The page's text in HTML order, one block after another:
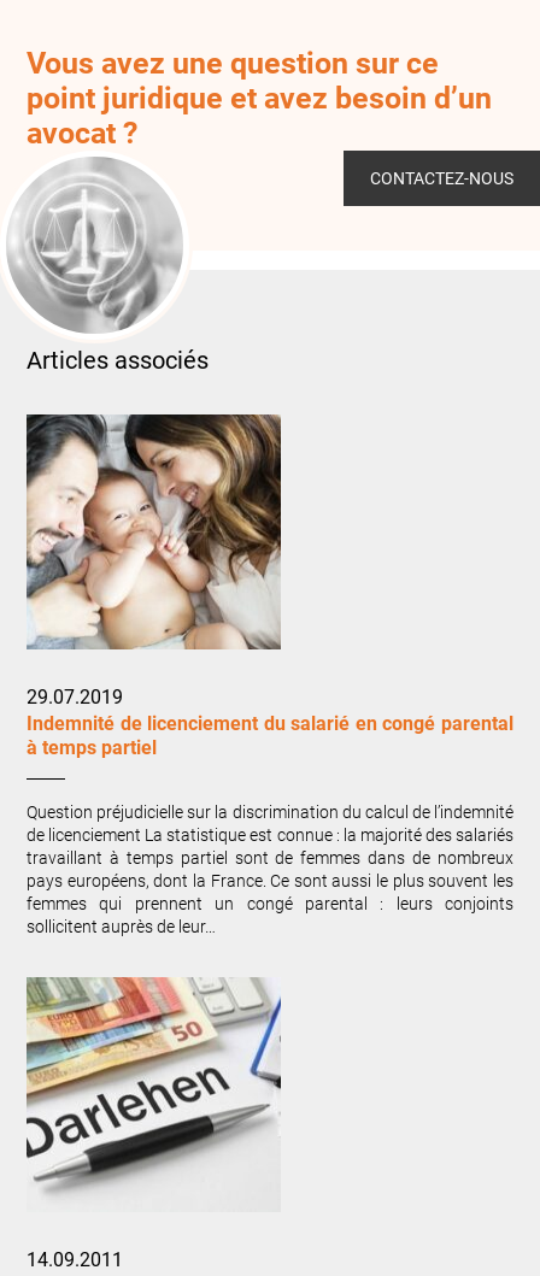
Vous avez une question sur ce
point juridique et avez besoin d’un
avocat ?
CONTACTEZ-NOUS
Articles associés
29.07.2019
Indemnité de licenciement du salarié en congé parental
à temps partiel
Question préjudicielle sur la discrimination du calcul de l’indemnité
de licenciement La statistique est connue : la majorité des salariés
travaillant à temps partiel sont de femmes dans de nombreux
pays européens, dont la France. Ce sont aussi le plus souvent les
femmes qui prennent un congé parental : leurs conjoints
sollicitent auprès de leur…
14.09.2011